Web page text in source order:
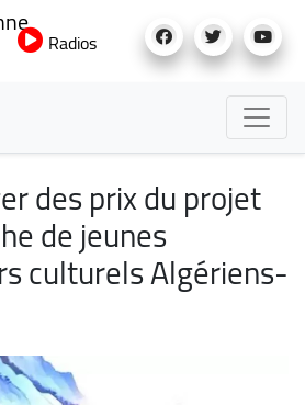
au
Radios
des prix du projet
de jeunes
culturels Algériens-